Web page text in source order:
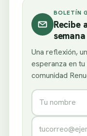
BOLETÍN
Recibe
semana
Una reflexión,
esperanza en
comunidad
Nombre
Correo